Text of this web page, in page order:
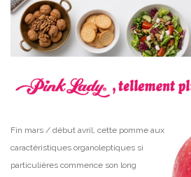
Fin mars / début avril, cette pomme aux
caractéristiques organoleptiques si
particulières commence son long